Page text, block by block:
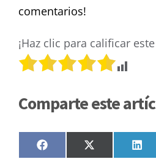
comentarios!
¡Haz clic para calificar
Comparte este
Compartir
FacebookCompartir
X